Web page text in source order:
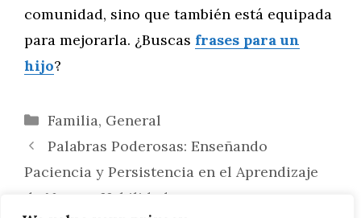
comunidad, sino que también está equipada
para mejorarla. ¿Buscas frases para un
hijo?
Categorías
Familia, General
Palabras Poderosas: Enseñando
Paciencia y Persistencia en el Aprendizaje
de Nuevas Habilidades